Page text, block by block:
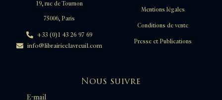
19, rue de Tournon
75006, Paris
+33 (0)1 43 26 97 69
info@librairieclavreuil.com
Mentions légales
Conditions de vente
Presse et Publications
Nous suivre
E-mail